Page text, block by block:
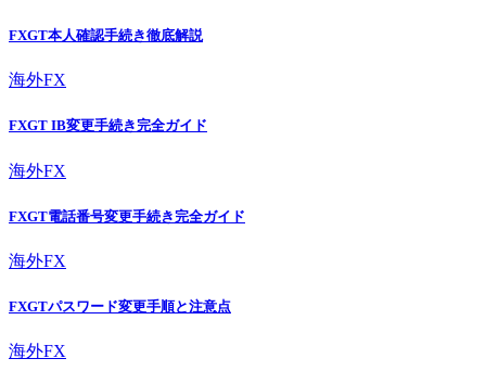
FXGT本人確認手続き徹底解説
海外FX
FXGT IB変更手続き完全ガイド
海外FX
FXGT電話番号変更手続き完全ガイド
海外FX
FXGTパスワード変更手順と注意点
海外FX